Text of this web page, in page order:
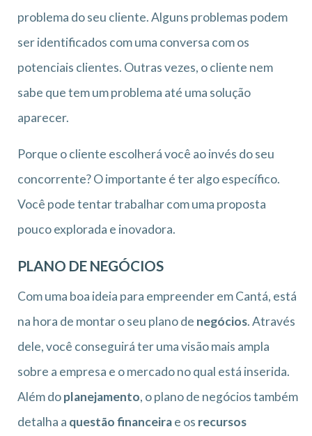
problema do seu cliente. Alguns problemas podem
ser identificados com uma conversa com os
potenciais clientes. Outras vezes, o cliente nem
sabe que tem um problema até uma solução
aparecer.
Porque o cliente escolherá você ao invés do seu
concorrente? O importante é ter algo específico.
Você pode tentar trabalhar com uma proposta
pouco explorada e inovadora.
PLANO DE NEGÓCIOS
Com uma boa ideia para empreender em Cantá, está
na hora de montar o seu plano de negócios. Através
dele, você conseguirá ter uma visão mais ampla
sobre a empresa e o mercado no qual está inserida.
Além doplanejamento, o plano de negócios também
detalha a questão financeirae os recursos